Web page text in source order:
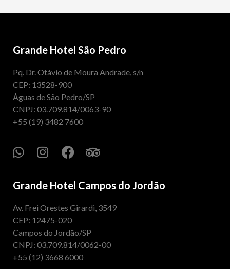
Grande Hotel São Pedro
Pq. Dr. Otávio de Moura Andrade, s/n
CEP: 13528-900
Águas de São Pedro/SP
CNPJ: 03.709.814/0063-90
+55 (19) 3482 7600
Grande Hotel Campos do Jordão
Av. Frei Orestes Girardi, 3549
CEP: 12475-020
Campos do Jordão/SP
CNPJ: 03.709.814/0062-00
+55 (12) 3668 6000